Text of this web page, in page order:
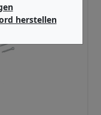
herstellen